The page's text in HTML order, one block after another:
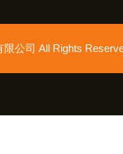
限公司 All Rights